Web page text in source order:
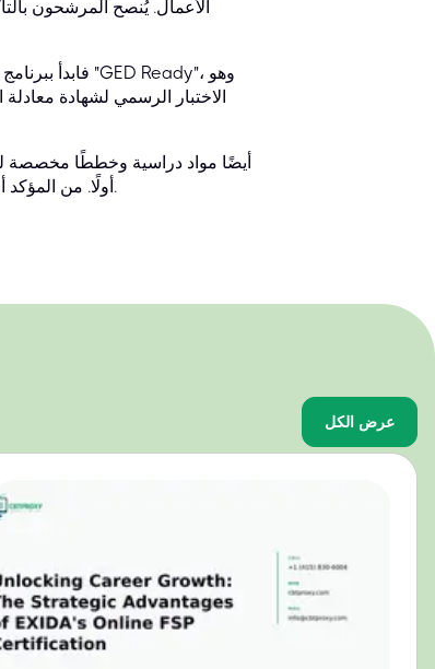
الاختبار الرسمي لشهادة
أولًا. من المؤكد أن هذه الممارسة ستحسن درجاتك في اختبارات شهادة معادلة الثانوية العامة النهائية.
عرض الكل